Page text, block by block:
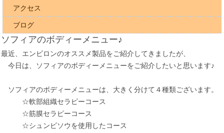
アクセス
ブログ
ソフィアのボディーメニュー♪
最近、エンビロンのオススメ製品をご紹介してきましたが、
今日は、ソフィアのボディーメニューをご紹介したいと思います♪
ソフィアのボディーメニューは、大きく分けて４種類ございます。
☆軟部組織セラピーコース
☆筋膜セラピーコース
☆シュンビソウを使用したコース